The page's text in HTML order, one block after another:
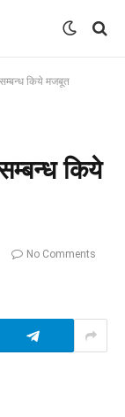
किये मजबूत
किये
No Comments